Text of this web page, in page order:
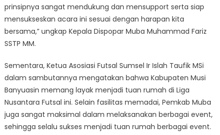
prinsipnya sangat mendukung dan mensupport serta siap
mensukseskan acara ini sesuai dengan harapan kita
bersama,” ungkap Kepala Dispopar Muba Muhammad Fariz
SSTP MM.
Sementara, Ketua Asosiasi Futsal Sumsel Ir Islah Taufik MSi
dalam sambutannya mengatakan bahwa Kabupaten Musi
Banyuasin memang layak menjadi tuan rumah di Liga
Nusantara Futsal ini. Selain fasilitas memadai, Pemkab Muba
juga sangat maksimal dalam melaksanakan berbagai event,
sehingga selalu sukses menjadi tuan rumah berbagai event.